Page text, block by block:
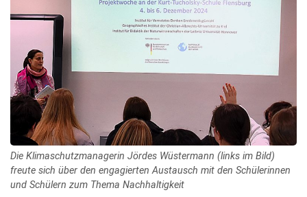
Die Klimaschutzmanagerin Jördes Wüstermann (links im Bild)
freute sich über den engagierten Austausch mit den Schülerinnen
und Schülern zum Thema Nachhaltigkeit